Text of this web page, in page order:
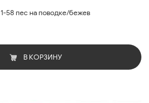
58 пес на поводке/бежев
В КОРЗИНУ